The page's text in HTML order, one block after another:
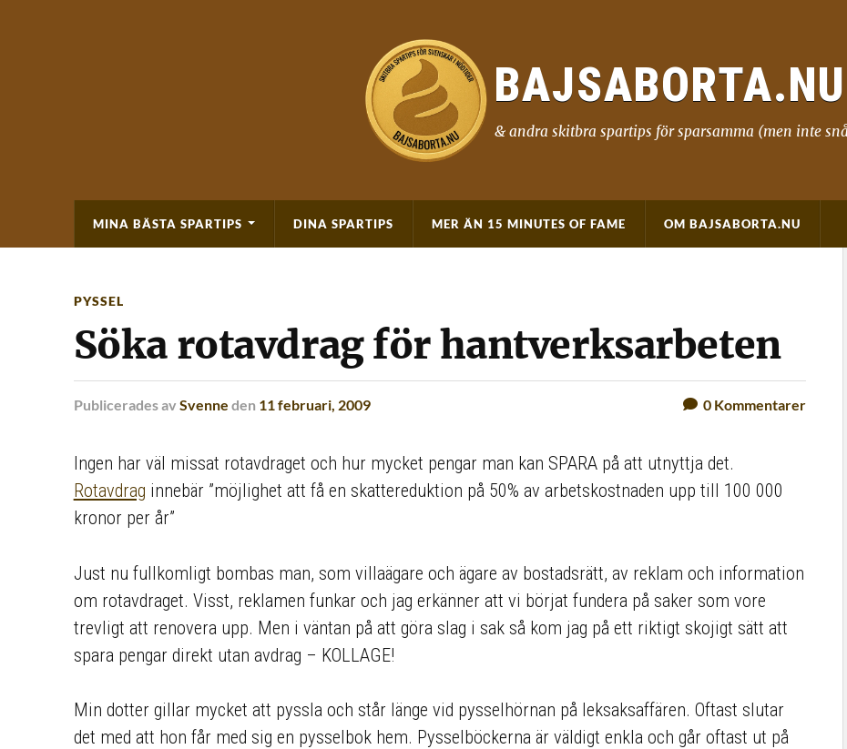
BAJSABORTA.NU
& andra skitbra spartips för sparsamma (men inte
MINA BÄSTA SPARTIPS DINA SPARTIPS MER ÄN 15 MINUTES OF FAME OM BAJSABORTA.NU
PYSSEL
Söka rotavdrag för hantverksarbeten
Publiceradesav Svenne den 11 februari, 2009 0Kommentarer
Ingen har väl missat rotavdraget och hur mycket pengar man kan SPARA på att utnyttja det.
Rotavdrag innebär ”möjlighet att få en skattereduktion på 50% av arbetskostnaden upp till 100 000
kronor per år”
Just nu fullkomligt bombas man, som villaägare och ägare av bostadsrätt, av reklam och information
om rotavdraget. Visst, reklamen funkar och jag erkänner att vi börjat fundera på saker som vore
trevligt att renovera upp. Men i väntan på att göra slag i sak så kom jag på ett riktigt skojigt sätt att
spara pengar direkt utan avdrag – KOLLAGE!
Min dotter gillar mycket att pyssla och står länge vid pysselhörnan på leksaksaffären. Oftast slutar
det med att hon får med sig en pysselbok hem. Pysselböckerna är väldigt enkla och går oftast ut på